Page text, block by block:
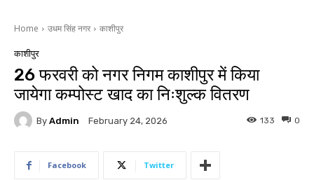
Home उधम सिंह नगर काशीपुर
काशीपुर
26 फरवरी को नगर निगम काशीपुर में किया
जायेगा कम्पोस्ट खाद का निःशुल्क वितरण
By Admin February 24, 2026 0
133
Facebook Twitter